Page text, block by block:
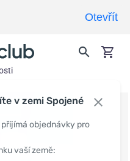
v zemi Spojené
objednávky pro
vaší země:
Otevřít